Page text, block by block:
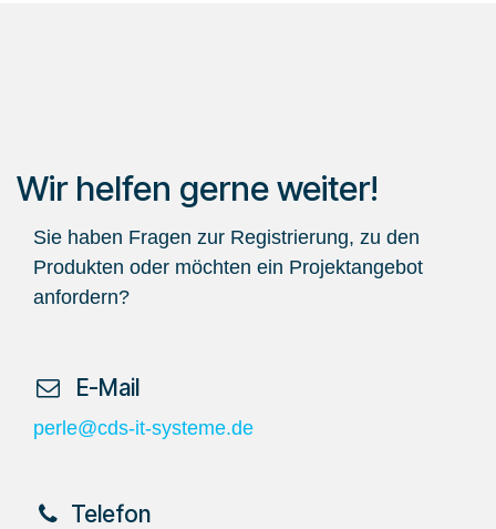
Wir helfen gerne weiter!
Sie haben Fragen zur Registrierung, zu den
Produkten oder möchten ein Projektangebot
anfordern?
​ E-Mail
perle@cds-it-systeme.de
​Telefon